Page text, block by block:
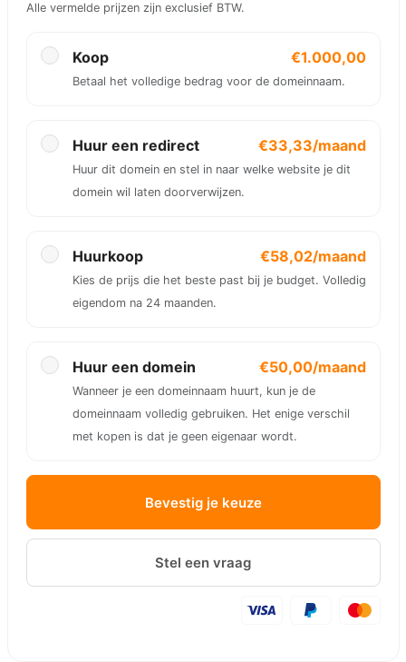
Alle vermelde prijzen zijn exclusief BTW.
Koop €1.000,00
Betaal het volledige bedrag voor de domeinnaam.
Huur een redirect €33,33/maand
Huur dit domein en stel in naar welke website je dit
domein wil laten doorverwijzen.
Huurkoop €58,02/maand
Kies de prijs die het beste past bij je budget. Volledig
eigendom na 24 maanden.
Huur een domein €50,00/maand
Wanneer je een domeinnaam huurt, kun je de
domeinnaam volledig gebruiken. Het enige verschil
met kopen is dat je geen eigenaar wordt.
Bevestig je keuze
Stel een vraag